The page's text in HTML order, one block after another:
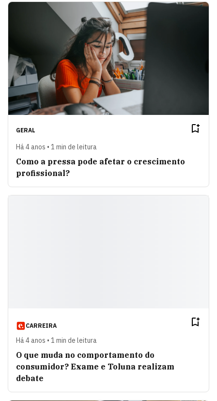
GERAL
Há 4 anos • 1 min de leitura
Como a pressa pode afetar o crescimento
profissional?
CARREIRA
Há 4 anos • 1 min de leitura
O que muda no comportamento do
consumidor? Exame e Toluna realizam
debate